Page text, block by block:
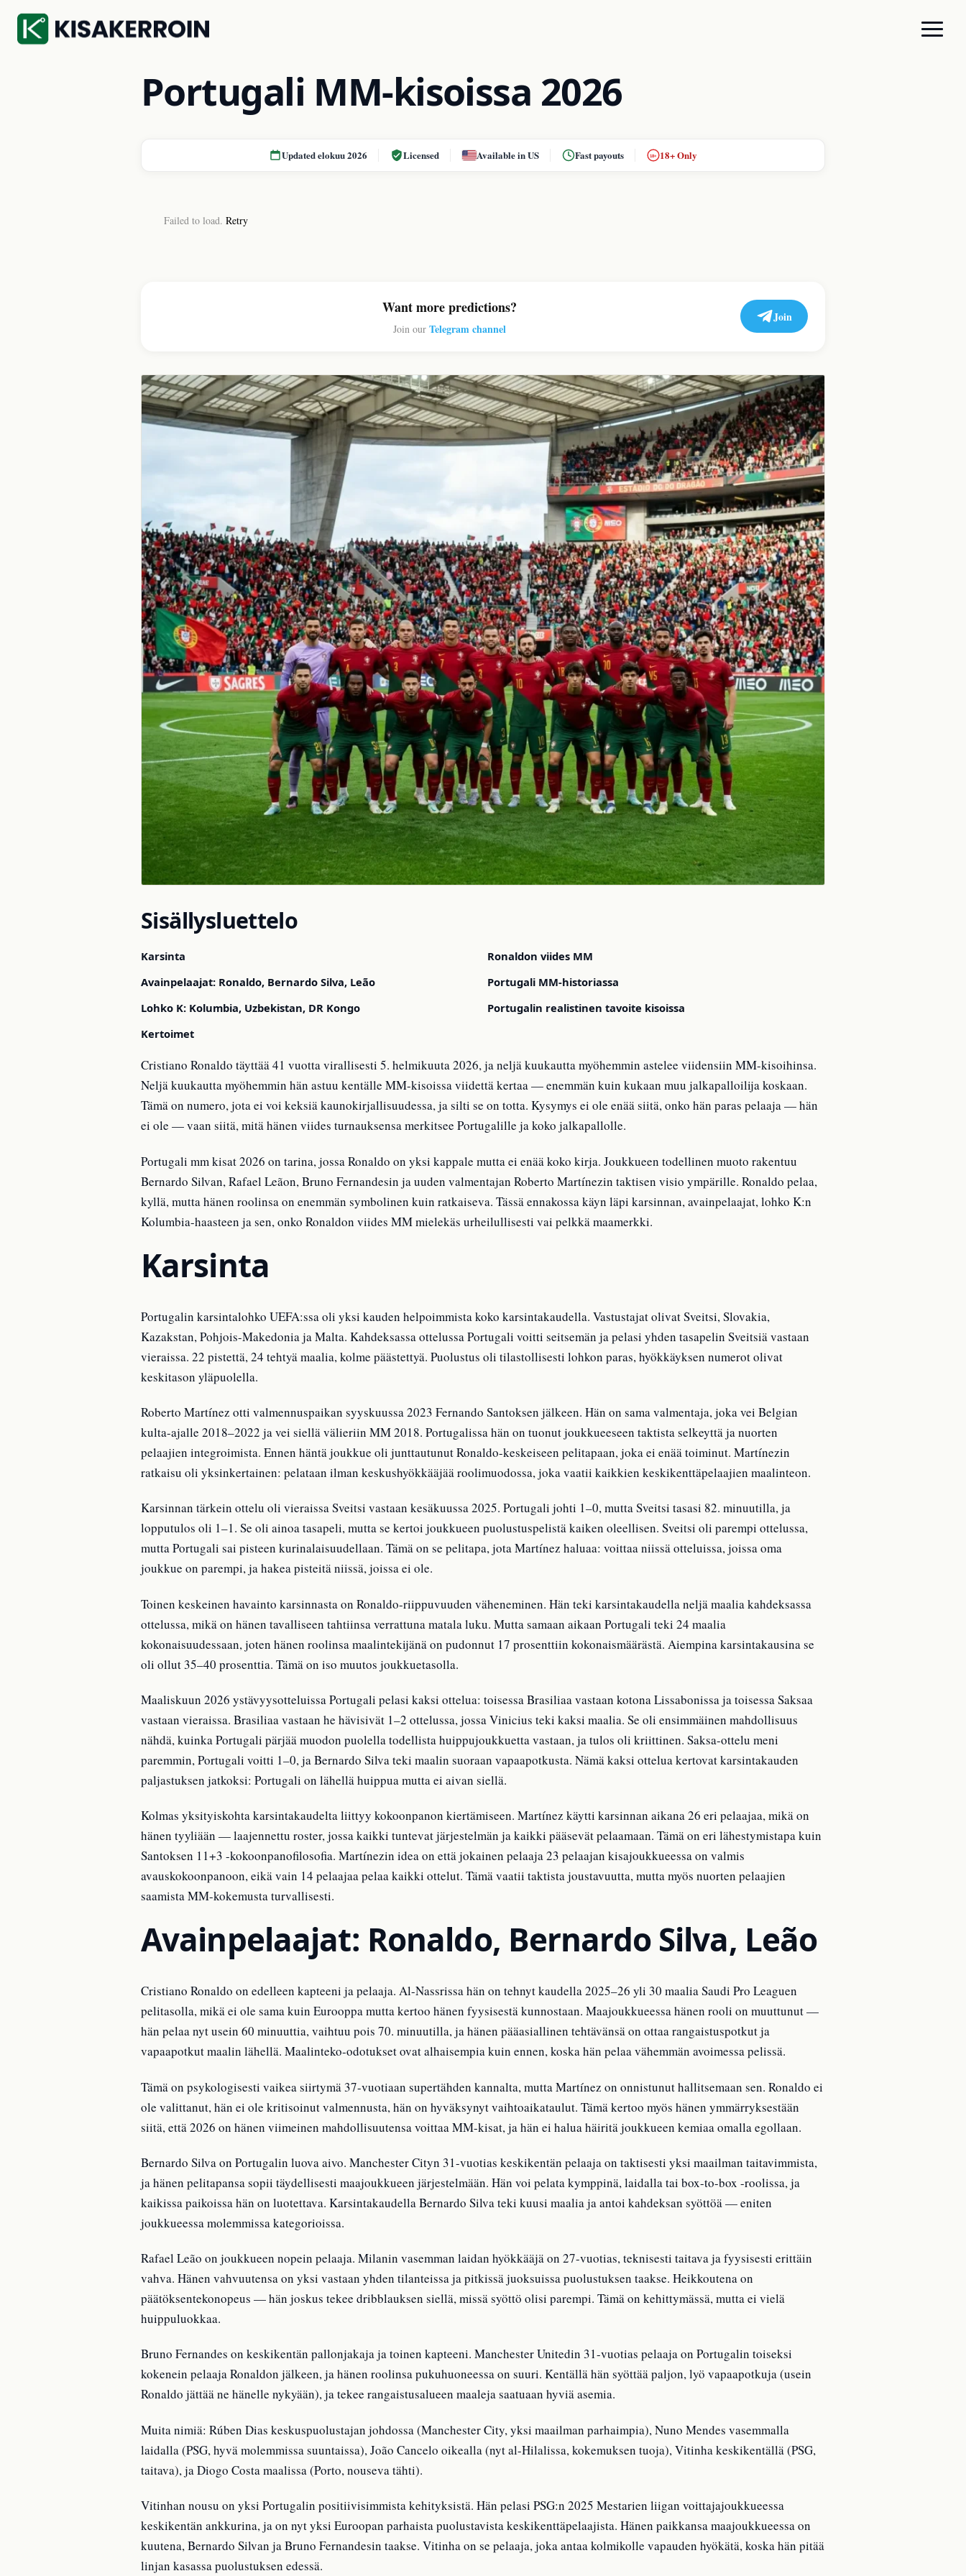
Portugali MM-kisoissa 2026
Updated elokuu 2026 Licensed Available in US Fast payouts 18+ 18+ Only
Failed to load. Retry
Want more predictions?
Join our Telegram channel
Join
Sisällysluettelo
Karsinta
Avainpelaajat: Ronaldo, Bernardo Silva, Leão
Lohko K: Kolumbia, Uzbekistan, DR Kongo
Kertoimet
Ronaldon viides MM
Portugali MM-historiassa
Portugalin realistinen tavoite kisoissa
Cristiano Ronaldo täyttää 41 vuotta virallisesti 5. helmikuuta 2026, ja neljä kuukautta myöhemmin astelee viidensiin MM-kisoihinsa.
Neljä kuukautta myöhemmin hän astuu kentälle MM-kisoissa viidettä kertaa — enemmän kuin kukaan muu jalkapalloilija koskaan.
Tämä on numero, jota ei voi keksiä kaunokirjallisuudessa, ja silti se on totta. Kysymys ei ole enää siitä, onko hän paras pelaaja — hän
ei ole — vaan siitä, mitä hänen viides turnauksensa merkitsee Portugalille ja koko jalkapallolle.
Portugali mm kisat 2026 on tarina, jossa Ronaldo on yksi kappale mutta ei enää koko kirja. Joukkueen todellinen muoto rakentuu
Bernardo Silvan, Rafael Leãon, Bruno Fernandesin ja uuden valmentajan Roberto Martínezin taktisen visio ympärille. Ronaldo pelaa,
kyllä, mutta hänen roolinsa on enemmän symbolinen kuin ratkaiseva. Tässä ennakossa käyn läpi karsinnan, avainpelaajat, lohko K:n
Kolumbia-haasteen ja sen, onko Ronaldon viides MM mielekäs urheilullisesti vai pelkkä maamerkki.
Karsinta
Portugalin karsintalohko UEFA:ssa oli yksi kauden helpoimmista koko karsintakaudella. Vastustajat olivat Sveitsi, Slovakia,
Kazakstan, Pohjois-Makedonia ja Malta. Kahdeksassa ottelussa Portugali voitti seitsemän ja pelasi yhden tasapelin Sveitsiä vastaan
vieraissa. 22 pistettä, 24 tehtyä maalia, kolme päästettyä. Puolustus oli tilastollisesti lohkon paras, hyökkäyksen numerot olivat
keskitason yläpuolella.
Roberto Martínez otti valmennuspaikan syyskuussa 2023 Fernando Santoksen jälkeen. Hän on sama valmentaja, joka vei Belgian
kulta-ajalle 2018–2022 ja vei siellä välieriin MM 2018. Portugalissa hän on tuonut joukkueeseen taktista selkeyttä ja nuorten
pelaajien integroimista. Ennen häntä joukkue oli junttautunut Ronaldo-keskeiseen pelitapaan, joka ei enää toiminut. Martínezin
ratkaisu oli yksinkertainen: pelataan ilman keskushyökkääjää roolimuodossa, joka vaatii kaikkien keskikenttäpelaajien maalinteon.
Karsinnan tärkein ottelu oli vieraissa Sveitsi vastaan kesäkuussa 2025. Portugali johti 1–0, mutta Sveitsi tasasi 82. minuutilla, ja
lopputulos oli 1–1. Se oli ainoa tasapeli, mutta se kertoi joukkueen puolustuspelistä kaiken oleellisen. Sveitsi oli parempi ottelussa,
mutta Portugali sai pisteen kurinalaisuudellaan. Tämä on se pelitapa, jota Martínez haluaa: voittaa niissä otteluissa, joissa oma
joukkue on parempi, ja hakea pisteitä niissä, joissa ei ole.
Toinen keskeinen havainto karsinnasta on Ronaldo-riippuvuuden väheneminen. Hän teki karsintakaudella neljä maalia kahdeksassa
ottelussa, mikä on hänen tavalliseen tahtiinsa verrattuna matala luku. Mutta samaan aikaan Portugali teki 24 maalia
kokonaisuudessaan, joten hänen roolinsa maalintekijänä on pudonnut 17 prosenttiin kokonaismäärästä. Aiempina karsintakausina se
oli ollut 35–40 prosenttia. Tämä on iso muutos joukkuetasolla.
Maaliskuun 2026 ystävyysotteluissa Portugali pelasi kaksi ottelua: toisessa Brasiliaa vastaan kotona Lissabonissa ja toisessa Saksaa
vastaan vieraissa. Brasiliaa vastaan he hävisivät 1–2 ottelussa, jossa Vinicius teki kaksi maalia. Se oli ensimmäinen mahdollisuus
nähdä, kuinka Portugali pärjää muodon puolella todellista huippujoukkuetta vastaan, ja tulos oli kriittinen. Saksa-ottelu meni
paremmin, Portugali voitti 1–0, ja Bernardo Silva teki maalin suoraan vapaapotkusta. Nämä kaksi ottelua kertovat karsintakauden
paljastuksen jatkoksi: Portugali on lähellä huippua mutta ei aivan siellä.
Kolmas yksityiskohta karsintakaudelta liittyy kokoonpanon kiertämiseen. Martínez käytti karsinnan aikana 26 eri pelaajaa, mikä on
hänen tyyliään — laajennettu roster, jossa kaikki tuntevat järjestelmän ja kaikki pääsevät pelaamaan. Tämä on eri lähestymistapa kuin
Santoksen 11+3 -kokoonpanofilosofia. Martínezin idea on että jokainen pelaaja 23 pelaajan kisajoukkueessa on valmis
avauskokoonpanoon, eikä vain 14 pelaajaa pelaa kaikki ottelut. Tämä vaatii taktista joustavuutta, mutta myös nuorten pelaajien
saamista MM-kokemusta turvallisesti.
Avainpelaajat: Ronaldo, Bernardo Silva, Leão
Cristiano Ronaldo on edelleen kapteeni ja pelaaja. Al-Nassrissa hän on tehnyt kaudella 2025–26 yli 30 maalia Saudi Pro Leaguen
pelitasolla, mikä ei ole sama kuin Eurooppa mutta kertoo hänen fyysisestä kunnostaan. Maajoukkueessa hänen rooli on muuttunut —
hän pelaa nyt usein 60 minuuttia, vaihtuu pois 70. minuutilla, ja hänen pääasiallinen tehtävänsä on ottaa rangaistuspotkut ja
vapaapotkut maalin lähellä. Maalinteko-odotukset ovat alhaisempia kuin ennen, koska hän pelaa vähemmän avoimessa pelissä.
Tämä on psykologisesti vaikea siirtymä 37-vuotiaan supertähden kannalta, mutta Martínez on onnistunut hallitsemaan sen. Ronaldo ei
ole valittanut, hän ei ole kritisoinut valmennusta, hän on hyväksynyt vaihtoaikataulut. Tämä kertoo myös hänen ymmärryksestään
siitä, että 2026 on hänen viimeinen mahdollisuutensa voittaa MM-kisat, ja hän ei halua häiritä joukkueen kemiaa omalla egollaan.
Bernardo Silva on Portugalin luova aivo. Manchester Cityn 31-vuotias keskikentän pelaaja on taktisesti yksi maailman taitavimmista,
ja hänen pelitapansa sopii täydellisesti maajoukkueen järjestelmään. Hän voi pelata kymppinä, laidalla tai box-to-box -roolissa, ja
kaikissa paikoissa hän on luotettava. Karsintakaudella Bernardo Silva teki kuusi maalia ja antoi kahdeksan syöttöä — eniten
joukkueessa molemmissa kategorioissa.
Rafael Leão on joukkueen nopein pelaaja. Milanin vasemman laidan hyökkääjä on 27-vuotias, teknisesti taitava ja fyysisesti erittäin
vahva. Hänen vahvuutensa on yksi vastaan yhden tilanteissa ja pitkissä juoksuissa puolustuksen taakse. Heikkoutena on
päätöksentekonopeus — hän joskus tekee dribblauksen siellä, missä syöttö olisi parempi. Tämä on kehittymässä, mutta ei vielä
huippuluokkaa.
Bruno Fernandes on keskikentän pallonjakaja ja toinen kapteeni. Manchester Unitedin 31-vuotias pelaaja on Portugalin toiseksi
kokenein pelaaja Ronaldon jälkeen, ja hänen roolinsa pukuhuoneessa on suuri. Kentällä hän syöttää paljon, lyö vapaapotkuja (usein
Ronaldo jättää ne hänelle nykyään), ja tekee rangaistusalueen maaleja saatuaan hyviä asemia.
Muita nimiä: Rúben Dias keskuspuolustajan johdossa (Manchester City, yksi maailman parhaimpia), Nuno Mendes vasemmalla
laidalla (PSG, hyvä molemmissa suuntaissa), João Cancelo oikealla (nyt al-Hilalissa, kokemuksen tuoja), Vitinha keskikentällä (PSG,
taitava), ja Diogo Costa maalissa (Porto, nouseva tähti).
Vitinhan nousu on yksi Portugalin positiivisimmista kehityksistä. Hän pelasi PSG:n 2025 Mestarien liigan voittajajoukkueessa
keskikentän ankkurina, ja on nyt yksi Euroopan parhaista puolustavista keskikenttäpelaajista. Hänen paikkansa maajoukkueessa on
kuutena, Bernardo Silvan ja Bruno Fernandesin taakse. Vitinha on se pelaaja, joka antaa kolmikolle vapauden hyökätä, koska hän pitää
linjan kasassa puolustuksen edessä.